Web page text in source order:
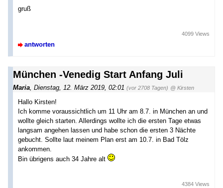
gruß
antworten
4099 Views
München -Venedig Start Anfang Juli
Maria, Dienstag, 12. März 2019, 02:01 (vor 2708 Tagen) @ Kirsten
Hallo Kirsten!
Ich komme voraussichtlich um 11 Uhr am 8.7. in München an und
wollte gleich starten. Allerdings wollte ich die ersten Tage etwas
langsam angehen lassen und habe schon die ersten 3 Nächte
gebucht. Sollte laut meinem Plan erst am 10.7. in Bad Tölz
ankommen.
Bin übrigens auch 34 Jahre alt
4384 Views